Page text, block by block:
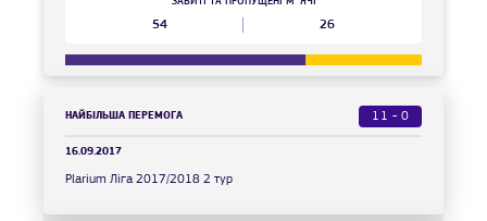
54 26
НАЙБІЛЬША ПЕРЕМОГА 11 - 0
16.09.2017
Plarium Ліга 2017/2018 2 тур